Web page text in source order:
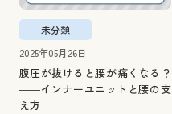
未分類
2025年05月26日
腹圧が抜けると腰が痛くなる？
――インナーユニットと腰の支
え方